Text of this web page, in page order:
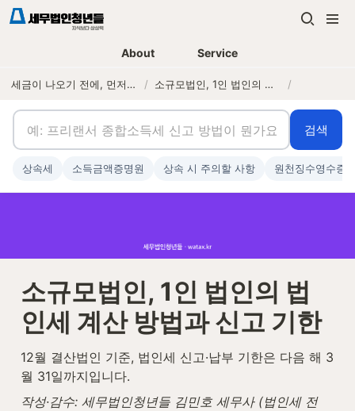
About Service
세금이 나오기 전에, 먼저 연락하는 세무법인 / 소규모법인, 1인 법인의 법인세 계산 방법과 신고 기한 /
소규모법인, 1인 법인의 법
인세 계산 방법과 신고 기한
12월 결산법인 기준, 법인세 신고·납부 기한은 다음 해 3
월 31일까지입니다.
작성·감수: 세무법인청년들 김민호 세무사 (법인세 전
검색
상속세 소득금액증명원 상속 시 주의할 사항 원천징수영수증